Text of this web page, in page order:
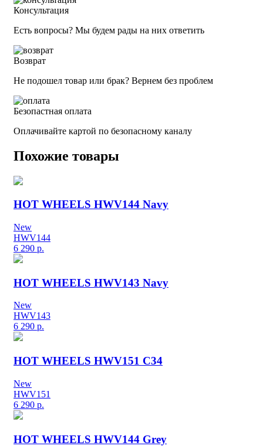
Консультация
Есть вопросы? Мы будем рады на них ответить
Возврат
Не подошел товар или брак? Вернем без проблем
Безопастная оплата
Оплачивайте картой по безопасному каналу
Похожие товары
HOT WHEELS HWV144 Navy
New
HWV144
6 290 р.
HOT WHEELS HWV143 Navy
New
HWV143
6 290 р.
HOT WHEELS HWV151 C34
New
HWV151
6 290 р.
HOT WHEELS HWV144 Grey